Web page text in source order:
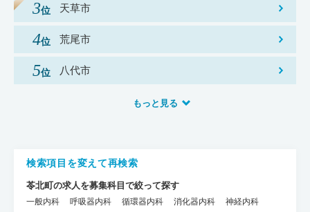
天草市
荒尾市
八代市
もっと見る
検索項目を変えて再検索
苓北町の求人を募集科目で絞って探す
一般内科 呼吸器内科 循環器内科 消化器内科
神経内科